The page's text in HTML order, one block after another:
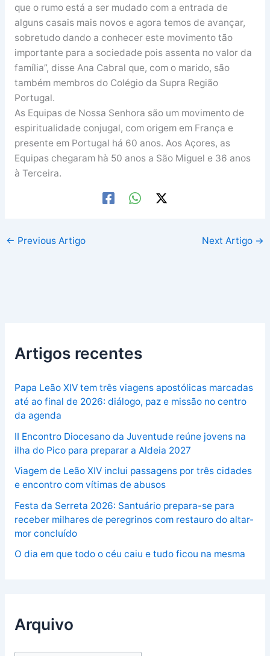
que o rumo está a ser mudado com a entrada de
alguns casais mais novos e agora temos de avançar,
sobretudo dando a conhecer este movimento tão
importante para a sociedade pois assenta no valor da
família”, disse Ana Cabral que, com o marido, são
também membros do Colégio da Supra Região
Portugal.
As Equipas de Nossa Senhora são um movimento de
espiritualidade conjugal, com origem em França e
presente em Portugal há 60 anos. Aos Açores, as
Equipas chegaram hà 50 anos a São Miguel e 36 anos
à Terceira.
← Previous Artigo Next Artigo →
Artigos recentes
Papa Leão XIV tem três viagens apostólicas marcadas
até ao final de 2026: diálogo, paz e missão no centro
da agenda
II Encontro Diocesano da Juventude reúne jovens na
ilha do Pico para preparar a Aldeia 2027
Viagem de Leão XIV inclui passagens por três cidades
e encontro com vítimas de abusos
Festa da Serreta 2026: Santuário prepara-se para
receber milhares de peregrinos com restauro do altar-
mor concluído
O dia em que todo o céu caiu e tudo ficou na mesma
Arquivo